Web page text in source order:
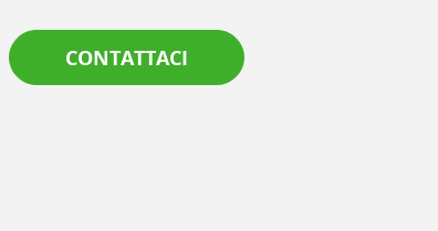
CONTATTACI